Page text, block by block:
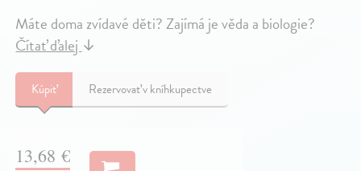
Máte doma zvídavé děti? Zajímá je věda a biologie?
Čítať ďalej↓
Kúpiť Rezervovať v kníhkupectve
13,68 €